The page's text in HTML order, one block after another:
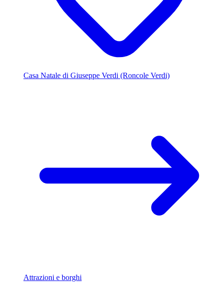
Casa Natale di Giuseppe Verdi (Roncole Verdi)
Attrazioni e borghi